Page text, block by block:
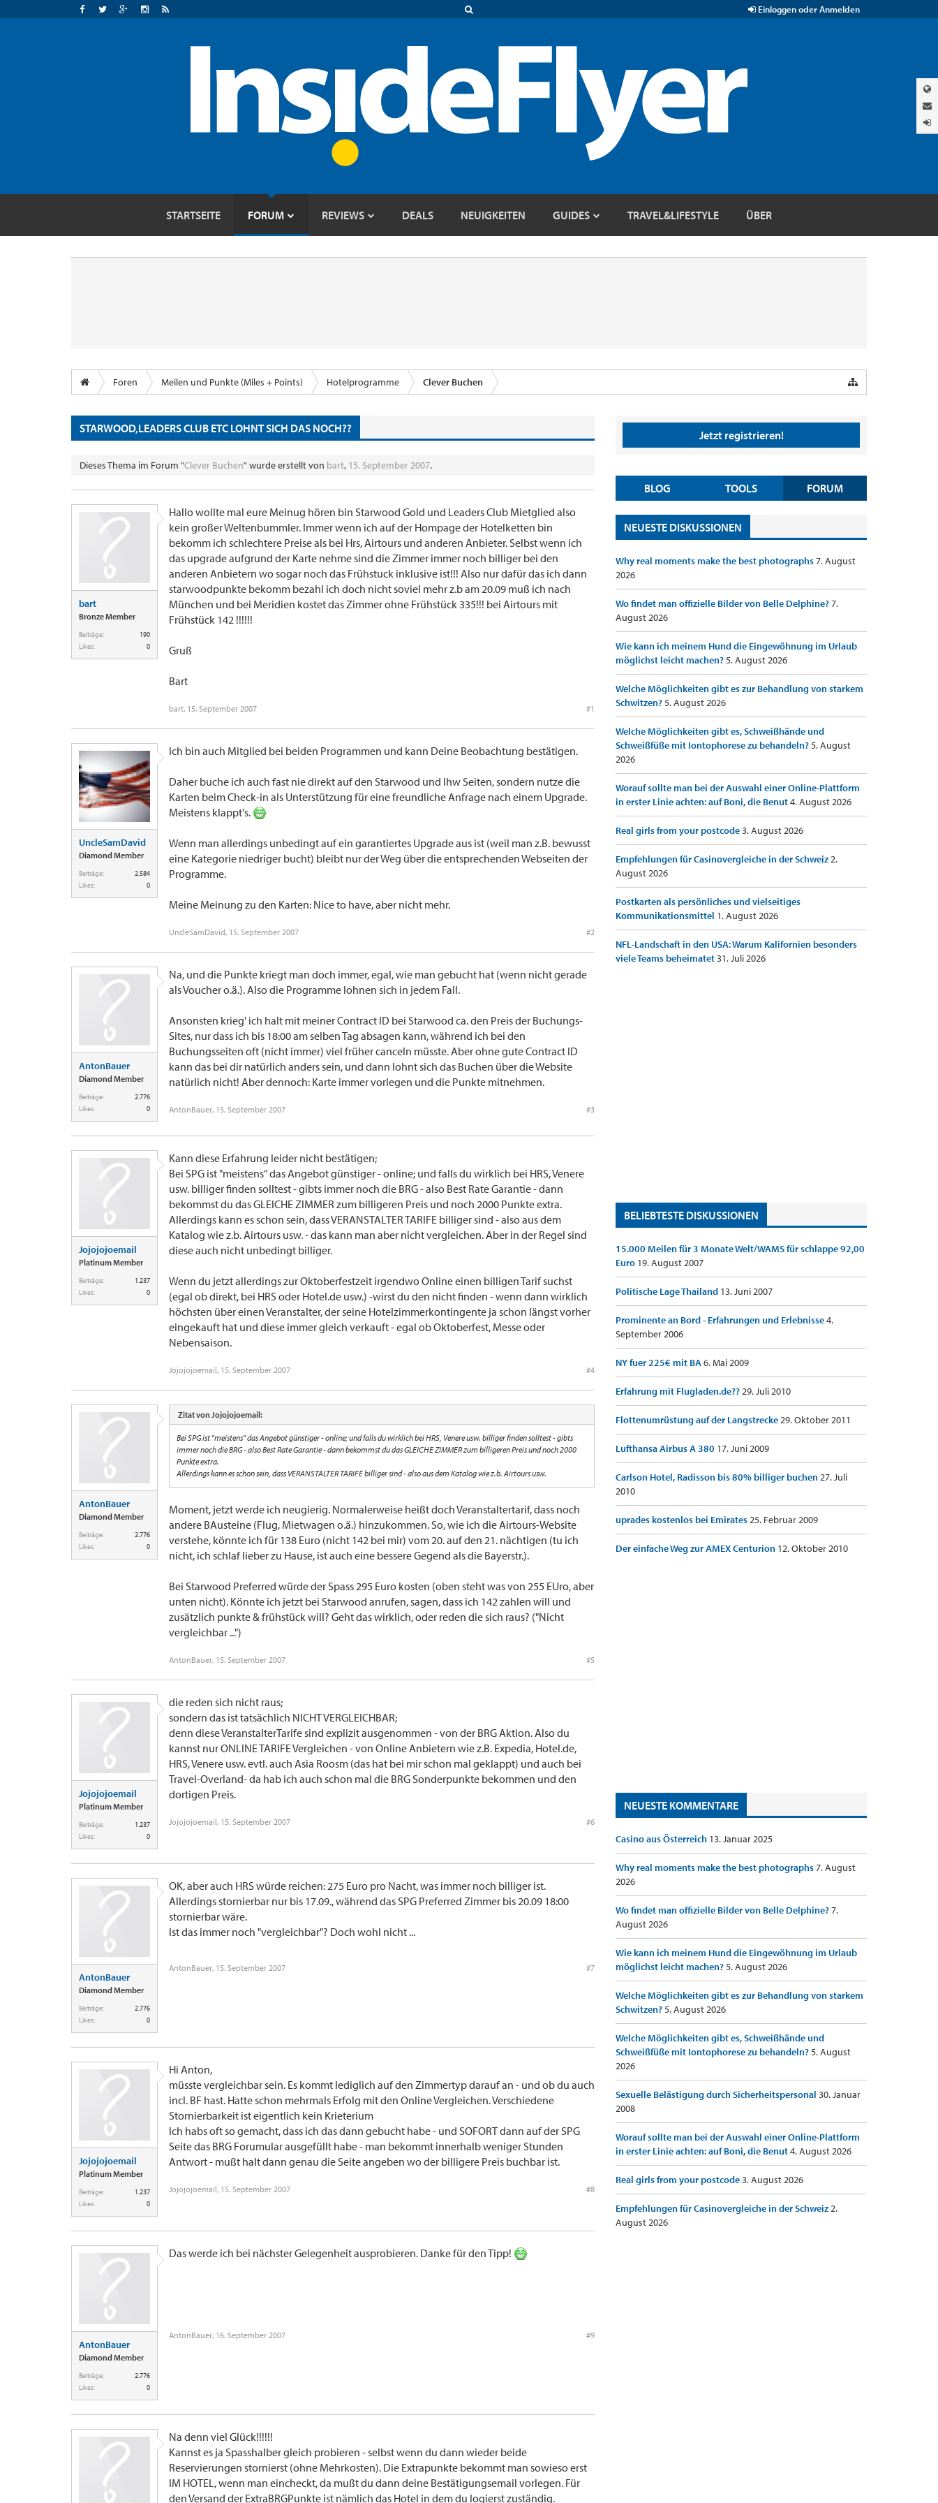
Einloggen oder Anmelden
STARTSEITE FORUM REVIEWS DEALS NEUIGKEITEN GUIDES TRAVEL&LIFESTYLE ÜBER
Foren Meilen und Punkte (Miles + Points) Hotelprogramme Clever Buchen
STARWOOD,LEADERS CLUB ETC LOHNT SICH DAS NOCH??
Dieses Thema im Forum "Clever Buchen" wurde erstellt von bart, 15. September 2007.
bart
Bronze Member
Beiträge:
190
Likes:
0
Hallo wollte mal eure Meinug hören bin Starwood Gold und Leaders Club Mietglied also
kein großer Weltenbummler. Immer wenn ich auf der Hompage der Hotelketten bin
bekomm ich schlechtere Preise als bei Hrs, Airtours und anderen Anbieter. Selbst wenn ich
das upgrade aufgrund der Karte nehme sind die Zimmer immer noch billiger bei den
anderen Anbietern wo sogar noch das Frühstuck inklusive ist!!! Also nur dafür das ich dann
starwoodpunkte bekomm bezahl ich doch nicht soviel mehr z.b am 20.09 muß ich nach
München und bei Meridien kostet das Zimmer ohne Frühstück 335!!! bei Airtours mit
Frühstück 142 !!!!!!
Gruß
Bart
bart, 15. September 2007 #1
UncleSamDavid
Diamond Member
Beiträge:
2.584
Likes:
0
Ich bin auch Mitglied bei beiden Programmen und kann Deine Beobachtung bestätigen.
Daher buche ich auch fast nie direkt auf den Starwood und lhw Seiten, sondern nutze die
Karten beim Check-in als Unterstützung für eine freundliche Anfrage nach einem Upgrade.
Meistens klappt's.
Wenn man allerdings unbedingt auf ein garantiertes Upgrade aus ist (weil man z.B. bewusst
eine Kategorie niedriger bucht) bleibt nur der Weg über die entsprechenden Webseiten der
Programme.
Meine Meinung zu den Karten: Nice to have, aber nicht mehr.
UncleSamDavid, 15. September 2007 #2
AntonBauer
Diamond Member
Beiträge:
2.776
Likes:
0
Na, und die Punkte kriegt man doch immer, egal, wie man gebucht hat (wenn nicht gerade
als Voucher o.ä.). Also die Programme lohnen sich in jedem Fall.
Ansonsten krieg' ich halt mit meiner Contract ID bei Starwood ca. den Preis der Buchungs-
Sites, nur dass ich bis 18:00 am selben Tag absagen kann, während ich bei den
Buchungsseiten oft (nicht immer) viel früher canceln müsste. Aber ohne gute Contract ID
kann das bei dir natürlich anders sein, und dann lohnt sich das Buchen über die Website
natürlich nicht! Aber dennoch: Karte immer vorlegen und die Punkte mitnehmen.
AntonBauer, 15. September 2007 #3
Jojojojoemail
Platinum Member
Beiträge:
1.237
Likes:
0
Kann diese Erfahrung leider nicht bestätigen;
Bei SPG ist "meistens" das Angebot günstiger - online; und falls du wirklich bei HRS, Venere
usw. billiger finden solltest - gibts immer noch die BRG - also Best Rate Garantie - dann
bekommst du das GLEICHE ZIMMER zum billigeren Preis und noch 2000 Punkte extra.
Allerdings kann es schon sein, dass VERANSTALTER TARIFE billiger sind - also aus dem
Katalog wie z.b. Airtours usw. - das kann man aber nicht vergleichen. Aber in der Regel sind
diese auch nicht unbedingt billiger.
Wenn du jetzt allerdings zur Oktoberfestzeit irgendwo Online einen billigen Tarif suchst
(egal ob direkt, bei HRS oder Hotel.de usw.) -wirst du den nicht finden - wenn dann wirklich
höchsten über einen Veranstalter, der seine Hotelzimmerkontingente ja schon längst vorher
eingekauft hat und diese immer gleich verkauft - egal ob Oktoberfest, Messe oder
Nebensaison.
Jojojojoemail, 15. September 2007 #4
AntonBauer
Diamond Member
Beiträge:
2.776
Likes:
0
Zitat von Jojojojoemail:
Bei SPG ist "meistens" das Angebot günstiger - online; und falls du wirklich bei HRS, Venere usw. billiger finden solltest - gibts
immer noch die BRG - also Best Rate Garantie - dann bekommst du das GLEICHE ZIMMER zum billigeren Preis und noch 2000
Punkte extra.
Allerdings kann es schon sein, dass VERANSTALTER TARIFE billiger sind - also aus dem Katalog wie z.b. Airtours usw.
Moment, jetzt werde ich neugierig. Normalerweise heißt doch Veranstaltertarif, dass noch
andere BAusteine (Flug, Mietwagen o.ä.) hinzukommen. So, wie ich die Airtours-Website
verstehe, könnte ich für 138 Euro (nicht 142 bei mir) vom 20. auf den 21. nächtigen (tu ich
nicht, ich schlaf lieber zu Hause, ist auch eine bessere Gegend als die Bayerstr.).
Bei Starwood Preferred würde der Spass 295 Euro kosten (oben steht was von 255 EUro, aber
unten nicht). Könnte ich jetzt bei Starwood anrufen, sagen, dass ich 142 zahlen will und
zusätzlich punkte & frühstück will? Geht das wirklich, oder reden die sich raus? ("Nicht
vergleichbar ...")
AntonBauer, 15. September 2007 #5
Jojojojoemail
Platinum Member
Beiträge:
1.237
Likes:
0
die reden sich nicht raus;
sondern das ist tatsächlich NICHT VERGLEICHBAR;
denn diese VeranstalterTarife sind explizit ausgenommen - von der BRG Aktion. Also du
kannst nur ONLINE TARIFE Vergleichen - von Online Anbietern wie z.B. Expedia, Hotel.de,
HRS, Venere usw. evtl. auch Asia Roosm (das hat bei mir schon mal geklappt) und auch bei
Travel-Overland- da hab ich auch schon mal die BRG Sonderpunkte bekommen und den
dortigen Preis.
Jojojojoemail, 15. September 2007 #6
AntonBauer
Diamond Member
Beiträge:
2.776
Likes:
0
OK, aber auch HRS würde reichen: 275 Euro pro Nacht, was immer noch billiger ist.
Allerdings stornierbar nur bis 17.09., während das SPG Preferred Zimmer bis 20.09 18:00
stornierbar wäre.
Ist das immer noch "vergleichbar"? Doch wohl nicht ...
AntonBauer, 15. September 2007 #7
Jojojojoemail
Platinum Member
Beiträge:
1.237
Likes:
0
Hi Anton,
müsste vergleichbar sein. Es kommt lediglich auf den Zimmertyp darauf an - und ob du auch
incl. BF hast. Hatte schon mehrmals Erfolg mit den Online Vergleichen. Verschiedene
Stornierbarkeit ist eigentlich kein Krieterium
Ich habs oft so gemacht, dass ich das dann gebucht habe - und SOFORT dann auf der SPG
Seite das BRG Forumular ausgefüllt habe - man bekommt innerhalb weniger Stunden
Antwort - mußt halt dann genau die Seite angeben wo der billigere Preis buchbar ist.
Jojojojoemail, 15. September 2007 #8
AntonBauer
Diamond Member
Beiträge:
2.776
Likes:
0
Das werde ich bei nächster Gelegenheit ausprobieren. Danke für den Tipp!
AntonBauer, 16. September 2007 #9
Na denn viel Glück!!!!!!
Kannst es ja Spasshalber gleich probieren - selbst wenn du dann wieder beide
Reservierungen stornierst (ohne Mehrkosten). Die Extrapunkte bekommt man sowieso erst
IM HOTEL, wenn man eincheckt, da mußt du dann deine Bestätigungsemail vorlegen. Für
den Versand der ExtraBRGPunkte ist nämlich das Hotel in dem du logierst zuständig.
Jetzt registrieren!
BLOG TOOLS FORUM
NEUESTE DISKUSSIONEN
Why real moments make the best photographs7. August
2026
Wo findet man offizielle Bilder von Belle Delphine?7.
August 2026
Wie kann ich meinem Hund die Eingewöhnung im Urlaub
möglichst leicht machen?5. August 2026
Welche Möglichkeiten gibt es zur Behandlung von starkem
Schwitzen?5. August 2026
Welche Möglichkeiten gibt es, Schweißhände und
Schweißfüße mit Iontophorese zu behandeln?5. August
2026
Worauf sollte man bei der Auswahl einer Online-Plattform
in erster Linie achten: auf Boni, die Benut4. August 2026
Real girls from your postcode3. August 2026
Empfehlungen für Casinovergleiche in der Schweiz2.
August 2026
Postkarten als persönliches und vielseitiges
Kommunikationsmittel 1. August 2026
NFL-Landschaft in den USA: Warum Kalifornien besonders
viele Teams beheimatet31. Juli 2026
BELIEBTESTE DISKUSSIONEN
15.000 Meilen für 3 Monate Welt/WAMS für schlappe 92,00
Euro 19. August 2007
Politische Lage Thailand 13. Juni 2007
Prominente an Bord - Erfahrungen und Erlebnisse4.
September 2006
NY fuer 225€ mit BA6. Mai 2009
Erfahrung mit Flugladen.de??29. Juli 2010
Flottenumrüstung auf der Langstrecke29. Oktober 2011
Lufthansa Airbus A 380 17. Juni 2009
Carlson Hotel, Radisson bis 80% billiger buchen27. Juli
2010
uprades kostenlos bei Emirates25. Februar 2009
Der einfache Weg zur AMEX Centurion 12. Oktober 2010
NEUESTE KOMMENTARE
Casino aus Österreich 13. Januar 2025
Why real moments make the best photographs7. August
2026
Wo findet man offizielle Bilder von Belle Delphine?7.
August 2026
Wie kann ich meinem Hund die Eingewöhnung im Urlaub
möglichst leicht machen?5. August 2026
Welche Möglichkeiten gibt es zur Behandlung von starkem
Schwitzen?5. August 2026
Welche Möglichkeiten gibt es, Schweißhände und
Schweißfüße mit Iontophorese zu behandeln?5. August
2026
Sexuelle Belästigung durch Sicherheitspersonal 30. Januar
2008
Worauf sollte man bei der Auswahl einer Online-Plattform
in erster Linie achten: auf Boni, die Benut4. August 2026
Real girls from your postcode3. August 2026
Empfehlungen für Casinovergleiche in der Schweiz2.
August 2026